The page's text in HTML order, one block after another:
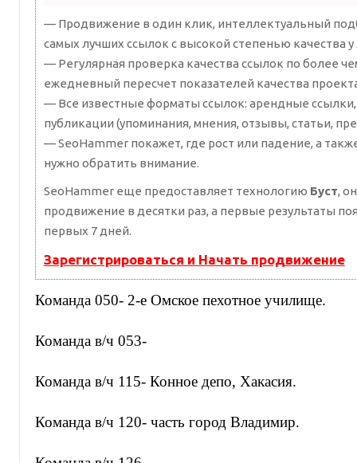
— Продвижение в один клик, интеллектуальный
самых лучших ссылок с высокой степенью качества
— Регулярная проверка качества ссылок по более
ежедневный пересчет показателей качества
— Все известные форматы ссылок: арендные
публикации (упоминания, мнения, отзывы, статьи,
— SeoHammer покажет, где рост или падение, а
нужно обратить внимание.
SeoHammer еще предоставляет технологию Буст,
продвижение в десятки раз, а первые результаты
первых 7 дней.
Зарегистрироваться и Начать продвижение
Команда 050- 2-е Омское пехотное училище.
Команда в/ч 053-
Команда в/ч 115- Конное депо, Хакасия.
Команда в/ч 120- часть город Владимир.